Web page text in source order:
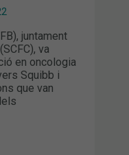
juntament
va
en oncologia
Squibb i
que van